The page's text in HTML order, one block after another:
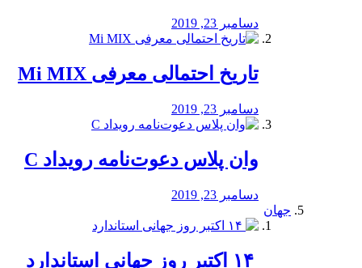
دسامبر 23, 2019
تاریخ احتمالی معرفی Mi MIX
دسامبر 23, 2019
وان پلاس دعوت‌نامه رویداد C
دسامبر 23, 2019
جهان